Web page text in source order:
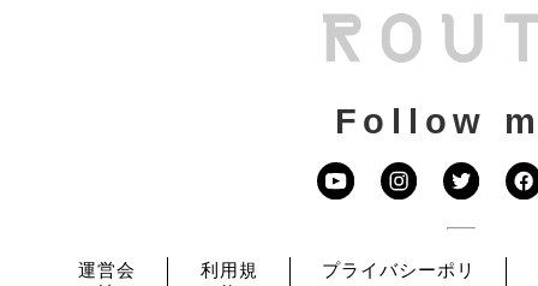
Follow
運営会
利用規
プライバシーポリ